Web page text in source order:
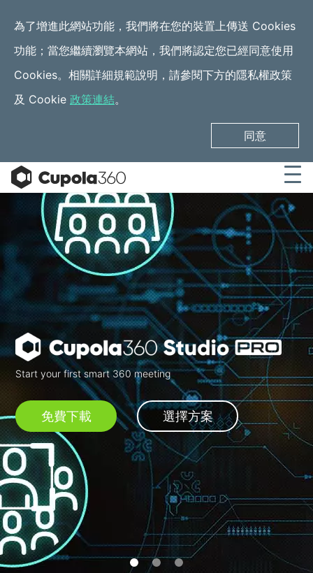
為了增進此網站功能，我們將在您的裝置上傳送 Cookies
功能；當您繼續瀏覽本網站，我們將認定您已經同意使用
Cookies。相關詳細規範說明，請參閱下方的隱私權政策
及 Cookie 政策連結。
同意
Start your first smart 360 meeting
免費下載 選擇方案